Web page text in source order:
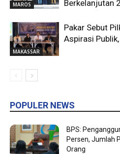
MAROS
Berkelanjutan
MAKASSAR
Pakar Sebut
Aspirasi
POPULER NEWS
BPS:
Persen, Jumlah
Orang